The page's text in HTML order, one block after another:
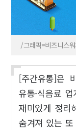
/그래픽=비즈니스워
[주간유통]은
유통·식음료
재미있게 정리
숨겨져 있는